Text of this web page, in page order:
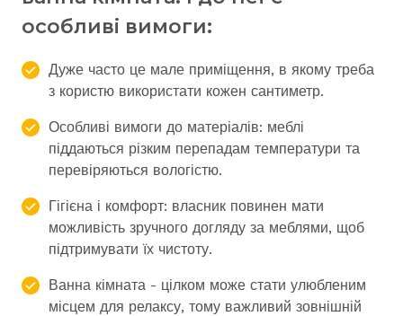
особливі вимоги:
Дуже часто це мале приміщення, в якому треба
з користю використати кожен сантиметр.
Особливі вимоги до матеріалів: меблі
піддаються різким перепадам температури та
перевіряються вологістю.
Гігієна і комфорт: власник повинен мати
можливість зручного догляду за меблями, щоб
підтримувати їх чистоту.
Ванна кімната - цілком може стати улюбленим
місцем для релаксу, тому важливий зовнішній